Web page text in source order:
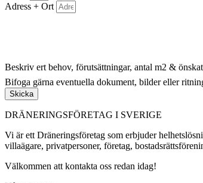
Adress + Ort
Beskriv ert behov, förutsättningar, antal m2 &
Bifoga gärna eventuella dokument, bilder eller
Skicka
DRÄNERINGSFÖRETAG I SVERIGE
Vi är ett Dräneringsföretag som erbjuder
villaägare, privatpersoner, företag,
Välkommen att kontakta oss redan idag!